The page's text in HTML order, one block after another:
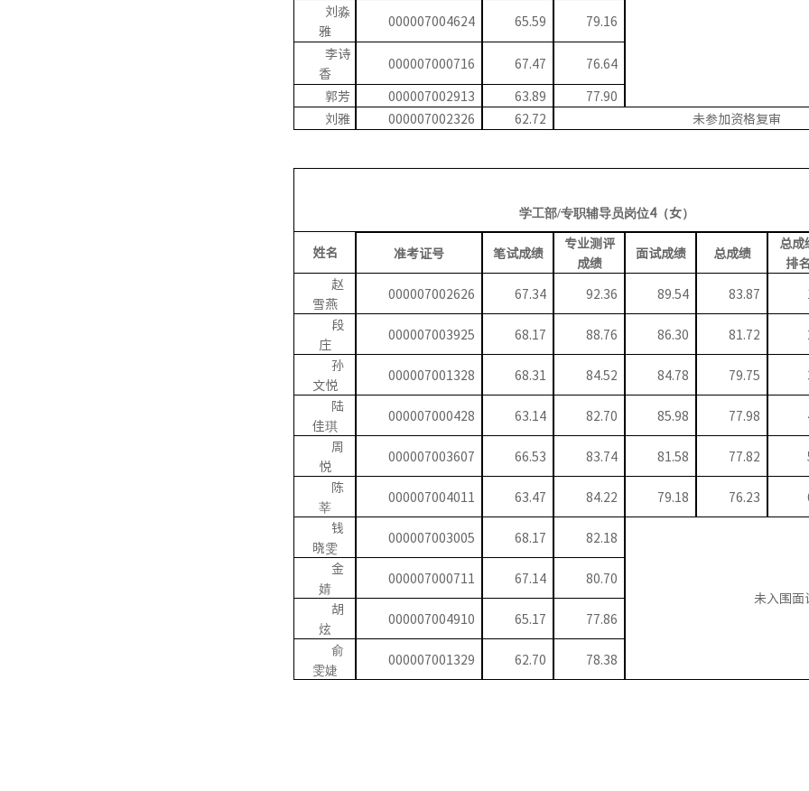
刘淼
雅
000007004624 65.59
79.16
李诗
香
000007000716 67.47
76.64
郭芳
000007002913 63.89
77.90
刘雅
000007002326 62.72 未参加资格复审
学工部/专职辅导员岗位4（女）
姓名 准考证号 笔试成绩
专业测评
成绩
面试成绩 总成绩
总成
排名
赵
雪燕
000007002626 67.34 92.36 89.54 83.87
段
庄
000007003925 68.17 88.76 86.30 81.72
孙
文悦
000007001328 68.31 84.52 84.78 79.75
陆
佳琪
000007000428 63.14 82.70 85.98 77.98
周
悦
000007003607 66.53 83.74 81.58 77.82
陈
莘
000007004011 63.47 84.22 79.18 76.23
钱
晓雯
000007003005 68.17 82.18
未入围面
金
婧
000007000711 67.14
80.70
胡
炫
000007004910 65.17
77.86
俞
雯婕
000007001329 62.70 78.38